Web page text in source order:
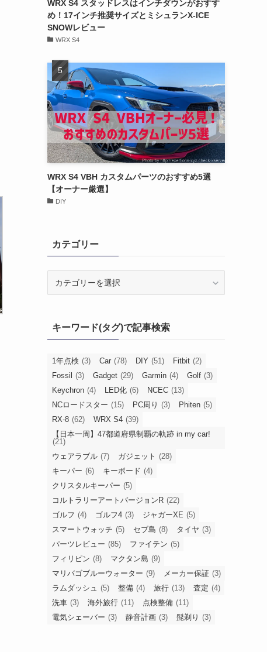
WRX S4 スタッドレスはインチダウンがおすす
め！17インチ推奨サイズとミシュランX-ICE
SNOWレビュー
WRX S4
WRX S4 VBH カスタムパーツのおすすめ5選
【オーナー厳選】
DIY
カテゴリー
ーキーワード(タグ)で記事検索
1年点検 (3) Car (78) DIY (51) Fitbit (2)
Fossil (3) Gadget (29) Garmin (4) Golf (3)
Keychron (4) LED化 (6) NCEC (13)
NCロードスター (15) PC周り (3) Phiten (5)
RX-8 (62) WRX S4 (39)
【日本一周】47都道府県制覇の軌跡 in my car!
(21)
ウェアラブル (7) ガジェット (28)
キーパー (6) キーボード (4)
クリスタルキーパー (5)
コルトラリーアートバージョンR (22)
ゴルフ (4) ゴルフ4 (3) ジャガーXE (5)
スマートウォッチ (5) セブ島 (8) タイヤ (3)
パーツレビュー (85) ファイテン (5)
フィリピン (8) マクタン島 (9)
マリバゴブルーウォーター (9) メーカー保証 (3)
ラムダッシュ (5) 整備 (4) 旅行 (13) 査定 (4)
洗車 (3) 海外旅行 (11) 点検整備 (11)
電気シェーバー (3) 静音計画 (3) 髭剃り (3)